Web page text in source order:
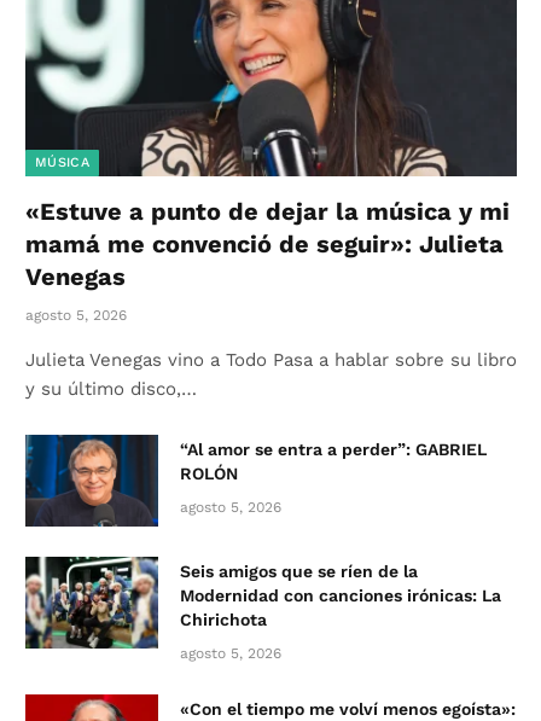
MÚSICA
«Estuve a punto de dejar la música y mi
mamá me convenció de seguir»: Julieta
Venegas
agosto 5, 2026
Julieta Venegas vino a Todo Pasa a hablar sobre su libro
y su último disco,…
“Al amor se entra a perder”: GABRIEL
ROLÓN
agosto 5, 2026
Seis amigos que se ríen de la
Modernidad con canciones irónicas: La
Chirichota
agosto 5, 2026
«Con el tiempo me volví menos egoísta»: